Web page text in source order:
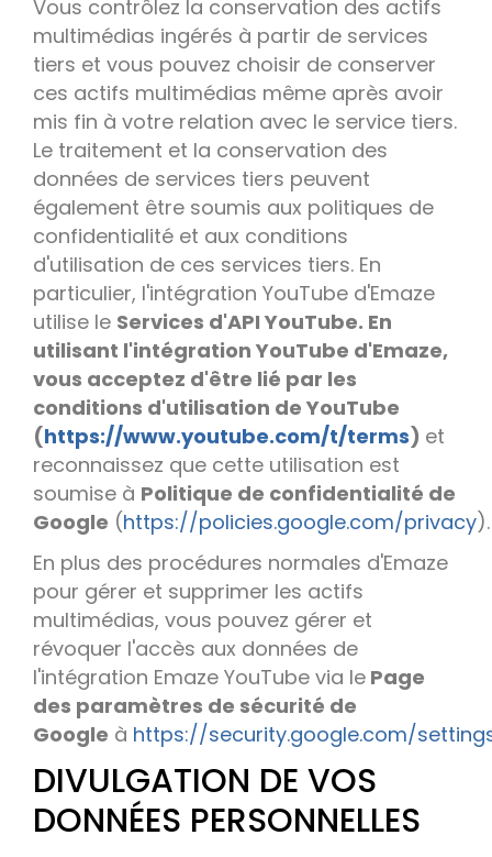
Vous contrôlez la conservation des actifs
multimédias ingérés à partir de services
tiers et vous pouvez choisir de conserver
ces actifs multimédias même après avoir
mis fin à votre relation avec le service tiers.
Le traitement et la conservation des
données de services tiers peuvent
également être soumis aux politiques de
confidentialité et aux conditions
d'utilisation de ces services tiers. En
particulier, l'intégration YouTube d'Emaze
utilise le Services d'API YouTube. En
utilisant l'intégration YouTube d'Emaze,
vous acceptez d'être lié par les
conditions d'utilisation de YouTube
(https://www.youtube.com/t/terms) et
reconnaissez que cette utilisation est
soumise à Politique de confidentialité de
Google (https://policies.google.com/privacy
En plus des procédures normales d'Emaze
pour gérer et supprimer les actifs
multimédias, vous pouvez gérer et
révoquer l'accès aux données de
l'intégration Emaze YouTube via le Page
des paramètres de sécurité de
Google à https://security.google.com/
DIVULGATION DE VOS
DONNÉES PERSONNELLES